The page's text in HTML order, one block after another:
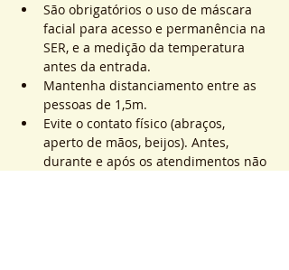
São obrigatórios o uso de máscara
facial para acesso e permanência na
SER, e a medição da temperatura
antes da entrada.
Mantenha distanciamento entre as
pessoas de 1,5m.
Evite o contato físico (abraços,
aperto de mãos, beijos). Antes,
durante e após os atendimentos não